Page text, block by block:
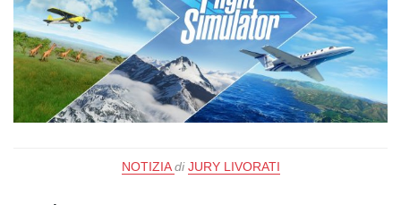
NOTIZIA di JURY LIVORATI